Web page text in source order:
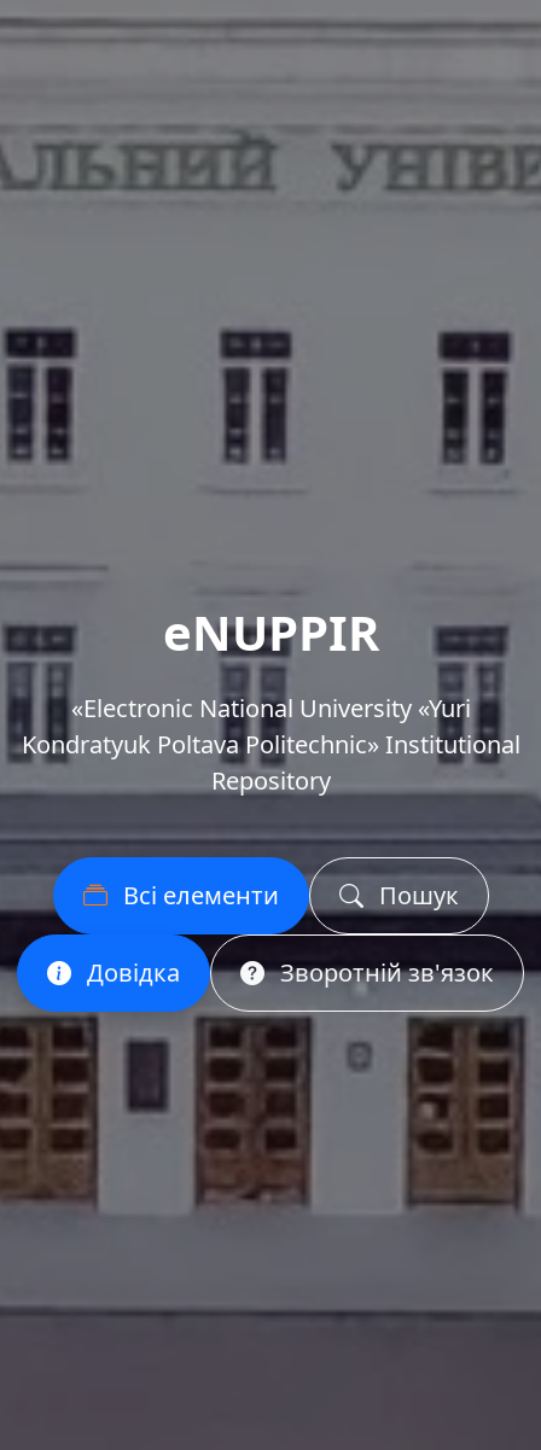
eNUPPIR
«Еlectronic National University «Yuri
Kondratyuk Poltava Politechnic» Institutional
Repository
Всі елементи Пошук
Довідка Зворотній зв'язок